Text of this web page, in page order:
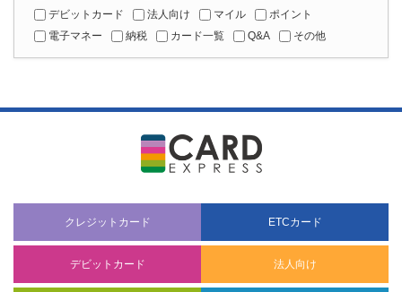
デビットカード
法人向け マイル
ポイント
電子マネー
納税 カード一覧 Q&A その他
クレジットカード ETCカード
デビットカード 法人向け